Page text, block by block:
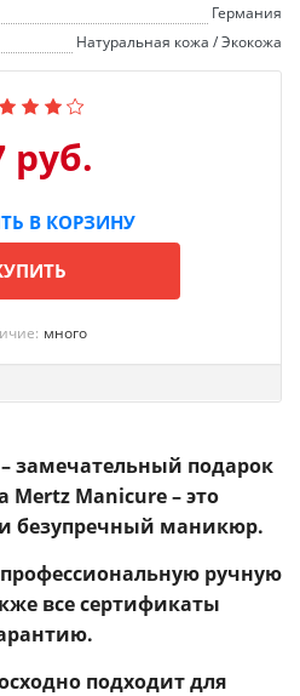
Германия
Натуральная кожа / Экокожа
руб.
В КОРЗИНУ
много
замечательный подарок
Manicure – это
безупречный маникюр.
ручную
все сертификаты
подходит для